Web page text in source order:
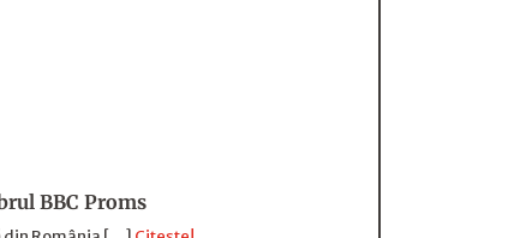
BBC Proms